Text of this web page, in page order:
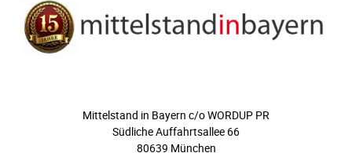
Mittelstand in Bayern c/o WORDUP PR
Südliche Auffahrtsallee 66
80639 München